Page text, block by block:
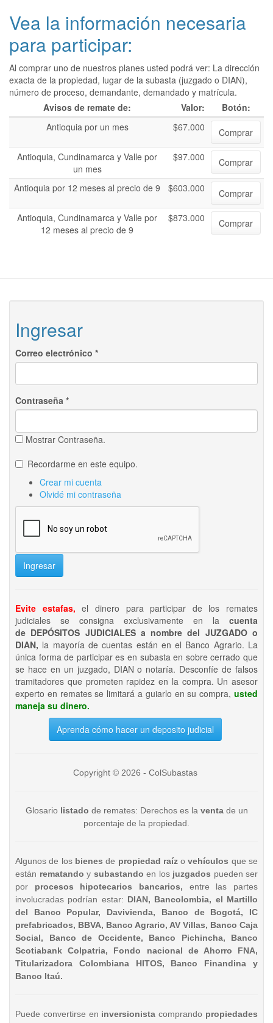
Vea la información necesaria
para participar:
Al comprar uno de nuestros planes usted podrá ver: La dirección
exacta de la propiedad, lugar de la subasta (juzgado o DIAN),
número de proceso, demandante, demandado y matrícula.
Avisos de remate de:
Valor:
Botón:
Antioquia por un mes
$67.000
Comprar
Antioquia, Cundinamarca y Valle por
un mes
$97.000 Comprar
Antioquia por 12 meses al precio de 9 $603.000
Comprar
Antioquia, Cundinamarca y Valle por
12 meses al precio de 9
$873.000 Comprar
Ingresar
Correo electrónico *
Contraseña *
Mostrar Contraseña.
Recordarme en este equipo.
Crear mi cuenta
Olvidé mi contraseña
Ingresar
Evite estafas, el dinero para participar de los remates
judiciales se consigna exclusivamente en la cuenta
de DEPÓSITOS JUDICIALES a nombre del JUZGADO o
DIAN, la mayoría de cuentas están en el Banco Agrario. La
única forma de participar es en subasta en sobre cerrado que
se hace en un juzgado, DIAN o notaría. Desconfíe de falsos
tramitadores que prometen rapidez en la compra. Un asesor
experto en remates se limitará a guiarlo en su compra, usted
maneja su dinero.
Aprenda cómo hacer un deposito judicial
Copyright © 2026 - ColSubastas
Glosario listado de remates: Derechos es la ventade un
porcentaje de la propiedad.
Algunos de los bienesde propiedad raízo vehículos que se
están rematando y subastando en los juzgados pueden ser
por procesos hipotecarios bancarios, entre las partes
involucradas podrían estar: DIAN, Bancolombia, el Martillo
del Banco Popular, Davivienda, Banco de Bogotá, IC
prefabricados, BBVA, Banco Agrario, AV Villas, Banco Caja
Social, Banco de Occidente, Banco Pichincha, Banco
Scotiabank Colpatria, Fondo nacional de Ahorro FNA,
Titularizadora Colombiana HITOS, Banco Finandina y
Banco Itaú.
Puede convertirse en inversionista comprando propiedades